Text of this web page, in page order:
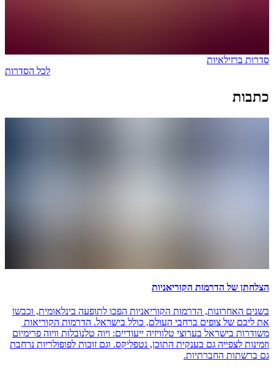
סדרות ברזילאיות
לכל הסדרות
כתבות
הצלחתן של הדרמות הקוריאניות
בשנים האחרונות, הדרמות הקוריאניות הפכו לתופעה בינלאומית, וכבשו
את ליבם של צופים ברחבי העולם, כולל בישראל. הדרמות הקוריאות
משודרות בישראל בערוצי טלוויזיה ייעודיים: ויוה טלנובלות וויוה פרימיום
וזמינות לצפייה גם בענקית התוכן, נטפליקס. וגם זוכות לפופולריות נרחבת
גם ברשתות החברתיות.